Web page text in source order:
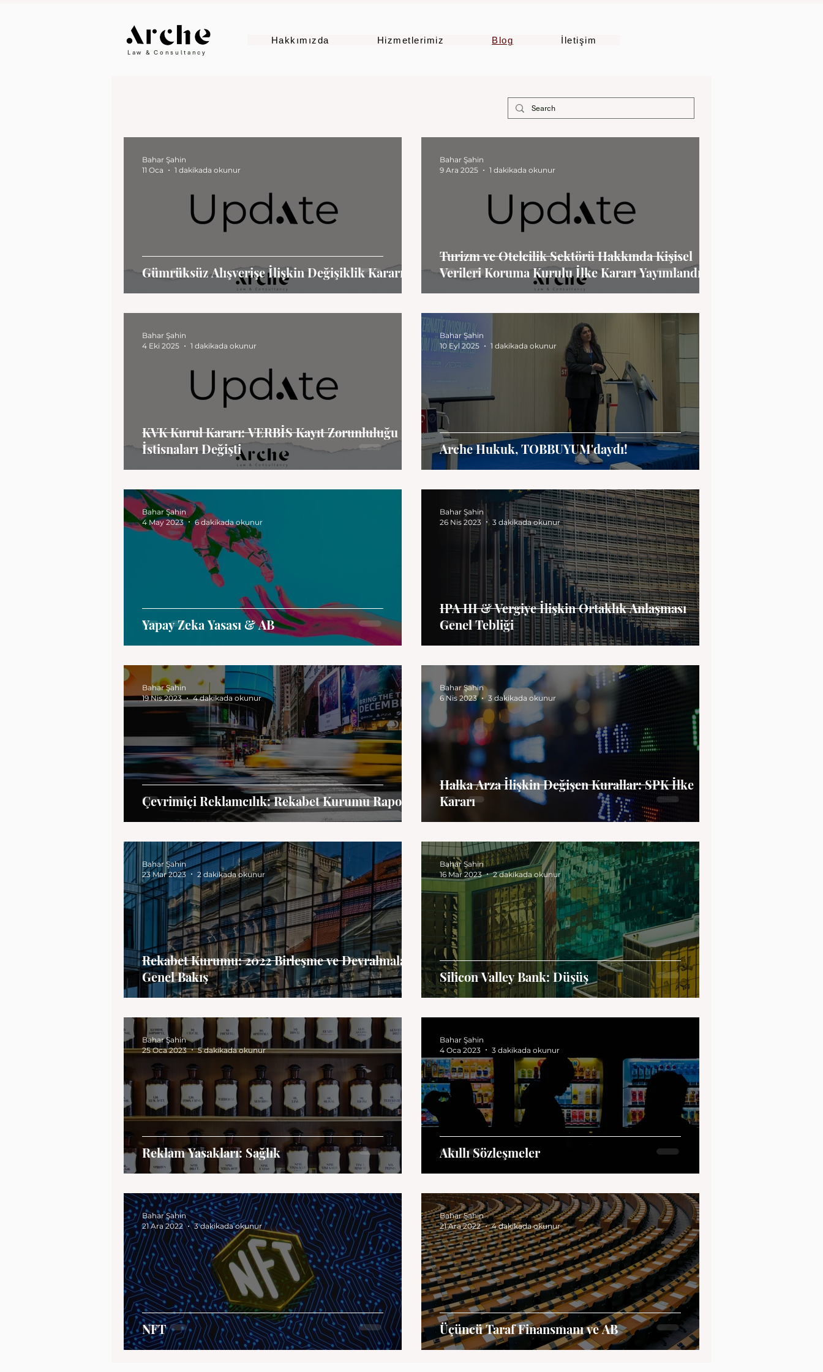
Hakkımızda Hizmetlerimiz Blog İletişim
Law & Consultancy
Gümrüksüz Alışverişe İlişkin Değişiklik Kararı
Bahar Şahin
11 Oca
1 dakikada okunur
Turizm ve Otelcilik Sektörü Hakkında Kişisel
Verileri Koruma Kurulu İlke Kararı Yayımlandı
Bahar Şahin
9 Ara 2025
1 dakikada okunur
KVK Kurul Kararı: VERBİS Kayıt Zorunluluğu
İstisnaları Değişti
Bahar Şahin
4 Eki 2025
1 dakikada okunur
Arche Hukuk, TOBBUYUM'daydı!
Bahar Şahin
10 Eyl 2025
1 dakikada okunur
Yapay Zeka Yasası & AB
Bahar Şahin
4 May 2023
6 dakikada okunur
IPA III & Vergiye İlişkin Ortaklık Anlaşması
Genel Tebliği
Bahar Şahin
26 Nis 2023
3 dakikada okunur
Çevrimiçi Reklamcılık: Rekabet Kurumu Raporu
Bahar Şahin
19 Nis 2023
4 dakikada okunur
Halka Arza İlişkin Değişen Kurallar: SPK İlke
Kararı
Bahar Şahin
6 Nis 2023
3 dakikada okunur
Rekabet Kurumu: 2022 Birleşme ve Devralmalara
Genel Bakış
Bahar Şahin
23 Mar 2023
2 dakikada okunur
Silicon Valley Bank: Düşüş
Bahar Şahin
16 Mar 2023
2 dakikada okunur
Reklam Yasakları: Sağlık
Bahar Şahin
25 Oca 2023
5 dakikada okunur
Akıllı Sözleşmeler
Bahar Şahin
4 Oca 2023
3 dakikada okunur
NFT
Bahar Şahin
21 Ara 2022
3 dakikada okunur
Üçüncü Taraf Finansmanı ve AB
Bahar Şahin
21 Ara 2022
4 dakikada okunur